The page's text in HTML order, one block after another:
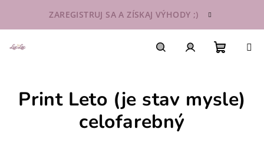
obsah
ZAREGISTRUJ SA A ZÍSKAJ VÝHODY ;)
košík
Print Leto (je stav mysle)
celofarebný